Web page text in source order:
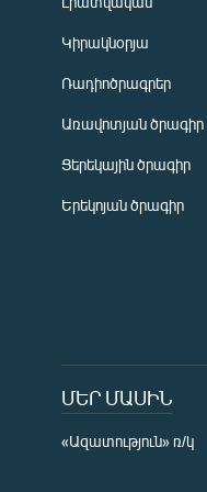
Կիրակնօրյա
Ռադիոծրագրեր
Առավոտյան ծրագիր
Ցերեկային ծրագիր
Երեկոյան ծրագիր
ՄԵՐ ՄԱՍԻՆ
«Ազատություն» ռ/կ